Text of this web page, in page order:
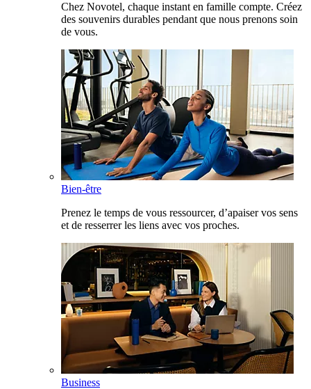
Chez Novotel, chaque instant en famille compte. Créez
des souvenirs durables pendant que nous prenons soin
de vous.
Bien-être
Prenez le temps de vous ressourcer, d’apaiser vos sens
et de resserrer les liens avec vos proches.
Business